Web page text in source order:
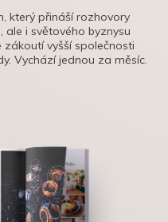
který přináší rozhovory
ale i světového byznysu
zákoutí vyšší společnosti
Vychází jednou za měsíc.